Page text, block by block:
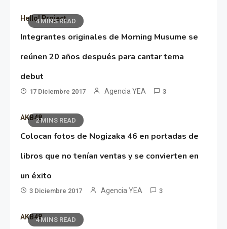
4 MINS READ
Hello! Project
Integrantes originales de Morning Musume se
reúnen 20 años después para cantar tema
debut
17 Diciembre 2017 Agencia YEA 3
2 MINS READ
AKB48
Colocan fotos de Nogizaka 46 en portadas de
libros que no tenían ventas y se convierten en
un éxito
3 Diciembre 2017 Agencia YEA 3
4 MINS READ
AKB48